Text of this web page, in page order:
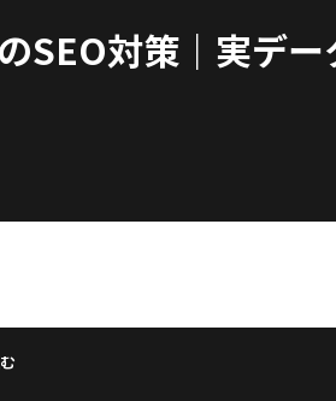
SEO対策｜実デ